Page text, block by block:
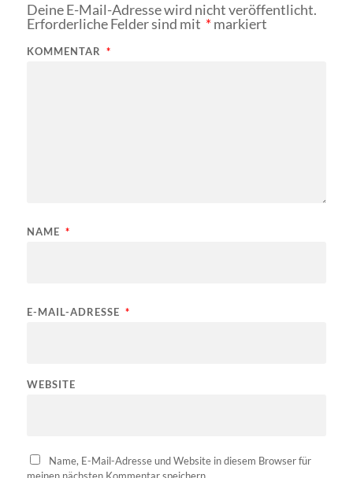
Deine E-Mail-Adresse wird nicht veröffentlicht.
Erforderliche Felder sind mit *markiert
KOMMENTAR *
NAME *
E-MAIL-ADRESSE *
WEBSITE
Name, E-Mail-Adresse und Website in diesem Browser für